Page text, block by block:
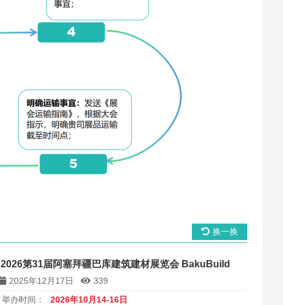
换一换
2026第31届阿塞拜疆巴库建筑建材展览会 BakuBuild
2025年12月17日
339
举办时间：
2026年10月14-16日